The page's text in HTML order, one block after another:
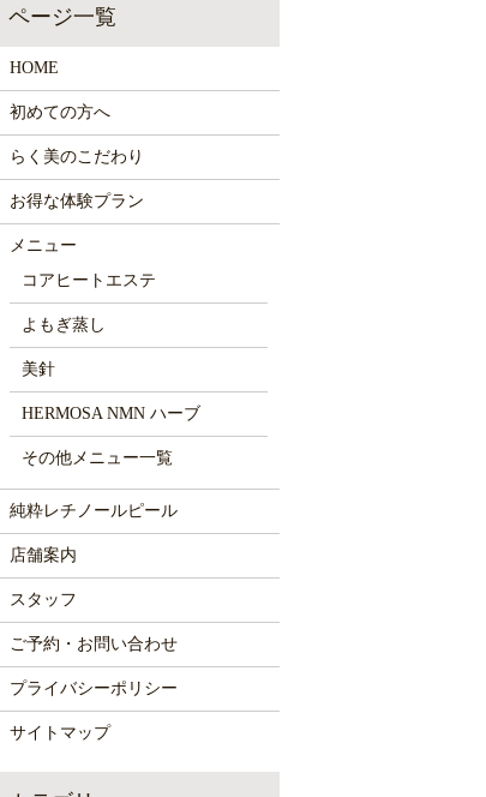
HOME
初めての方へ
らく美のこだわり
お得な体験プラン
メニュー
コアヒートエステ
よもぎ蒸し
美針
HERMOSA NMN ハーブ
その他メニュー一覧
純粋レチノールピール
店舗案内
スタッフ
ご予約・お問い合わせ
プライバシーポリシー
サイトマップ